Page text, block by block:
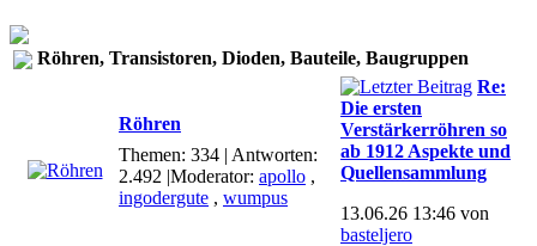
Röhren, Transistoren, Dioden, Bauteile, Baugruppen
Röhren
Themen: 334 | Antworten:
2.492 |Moderator: apollo ,
ingodergute , wumpus
Re:
Die ersten
Verstärkerröhren so
ab 1912 Aspekte und
Quellensammlung
13.06.26 13:46 von
basteljero